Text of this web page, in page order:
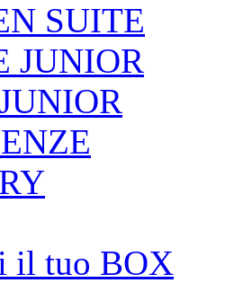
SUITE
JUNIOR
il tuo BOX